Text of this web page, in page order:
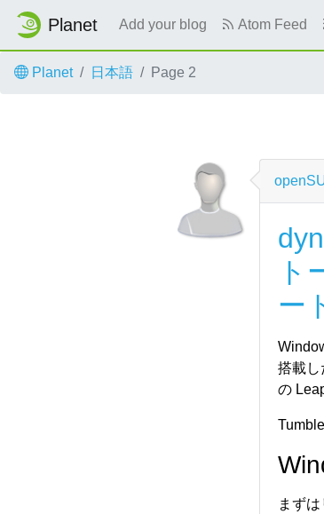
Planet Add your blog Atom Feed
Planet 日本語 Page 2
ト
ー
搭載し
の
まず